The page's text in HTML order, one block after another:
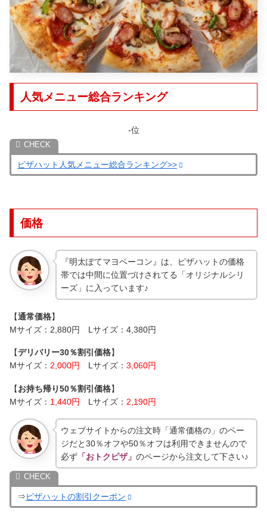
人気メニュー総合ランキング
-位
ピザハット人気メニュー総合ランキング>>
価格
『明太ぽてマヨベーコン』は、ピザハットの価格
帯では中間に位置づけされてる「オリジナルシリ
ーズ」に入っています♪
【通常価格】
Mサイズ：2,880円 Lサイズ：4,380円
【デリバリー30％割引価格】
Mサイズ： 2,000円 Lサイズ： 3,060円
【お持ち帰り50％割引価格】
Mサイズ： 1,440円 Lサイズ： 2,190円
ウェブサイトからの注文時「通常価格の」のペー
ジだと30％オフや50％オフは利用できませんので
必ず「おトクピザ」 のページから注文して下さい♪
⇒ピザハットの割引クーポン